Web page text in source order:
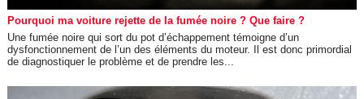
Pourquoi ma voiture rejette de la fumée noire ? Que faire ?
Une fumée noire qui sort du pot d’échappement témoigne d’un
dysfonctionnement de l’un des éléments du moteur. Il est donc primordial
de diagnostiquer le problème et de prendre les...